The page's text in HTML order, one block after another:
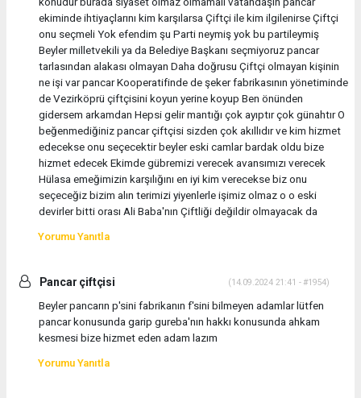
ekiminde ihtiyaçlarını kim karşılarsa Çiftçi ile kim ilgilenirse Çiftçi
onu seçmeli Yok efendim şu Parti neymiş yok bu partileymiş
Beyler milletvekili ya da Belediye Başkanı seçmiyoruz pancar
tarlasından alakası olmayan Daha doğrusu Çiftçi olmayan kişinin
ne işi var pancar Kooperatifinde de şeker fabrikasının yönetiminde
de Vezirköprü çiftçisini koyun yerine koyup Ben önünden
gidersem arkamdan Hepsi gelir mantığı çok ayıptır çok günahtır O
beğenmediğiniz pancar çiftçisi sizden çok akıllıdır ve kim hizmet
edecekse onu seçecektir beyler eski camlar bardak oldu bize
hizmet edecek Ekimde gübremizi verecek avansımızı verecek
Hülasa emeğimizin karşılığını en iyi kim verecekse biz onu
seçeceğiz bizim alın terimizi yiyenlerle işimiz olmaz o o eski
devirler bitti orası Ali Baba'nın Çiftliği değildir olmayacak da
Yorumu Yanıtla
Pancar çiftçisi (14.09.2024 21:41 - #1954)
Beyler pancarın p'sini fabrikanın f'sini bilmeyen adamlar lütfen
pancar konusunda garip gureba'nın hakkı konusunda ahkam
kesmesi bize hizmet eden adam lazım
Yorumu Yanıtla